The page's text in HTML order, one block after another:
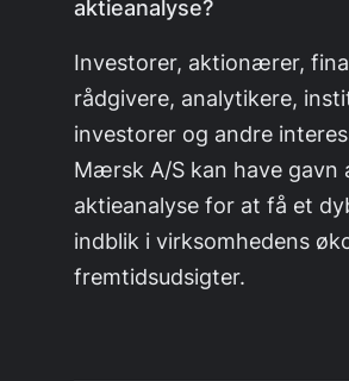
aktieanalyse?
Investorer, aktionærer,
rådgivere, analytikere,
investorer og andre
Mærsk A/S kan have
aktieanalyse for at få et
indblik i virksomhedens
fremtidsudsigter.